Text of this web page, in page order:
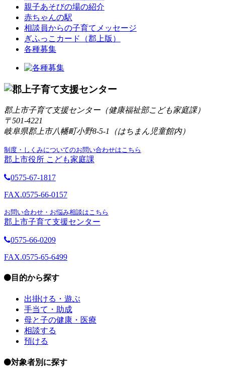
親子あそびの場の紹介
赤ちゃんの駅
相談員からの子育てメッセージ
ぎふっこカード（郡上版）
各種募集
郡上市子育て支援センター（健康福祉部こども家庭課）
〒501-4221
岐阜県郡上市八幡町小野8-5-1（はちまん児童館内）
制度・しくみについてのお問い合わせはこちら
郡上市役所 こども家庭課
0575-67-1817
FAX.0575-66-0157
お問い合わせ・お悩み相談はこちら
郡上市子育て支援センター
0575-66-0209
FAX.0575-65-6499
目的から探す
出掛ける・遊ぶ
手当て・助成
母と子の健康・医療
相談する
預ける
対象者別に探す